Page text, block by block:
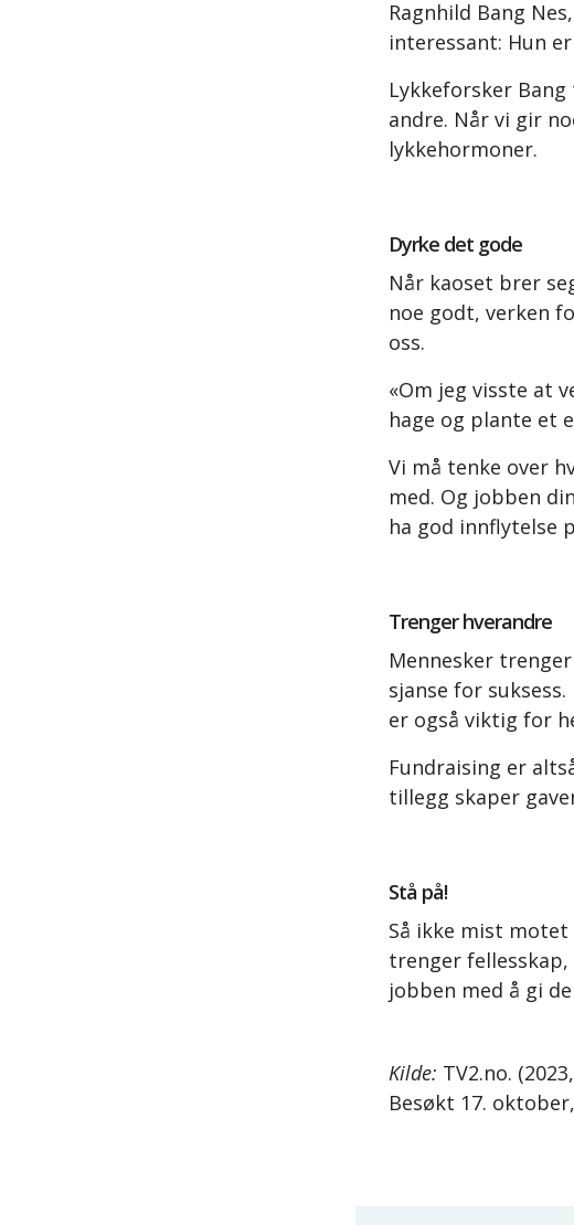
Ragnhild Bang
interessant: Hun
Lykkeforsker
andre. Når vi gir
lykkehormoner.
Dyrke det gode
Når kaoset brer
noe godt, verken
oss.
«Om jeg visste at
hage og plante et
Vi må tenke over
med. Og jobben
ha god innflytelse
Trenger hverandre
Mennesker
sjanse for
er også viktig for
Fundraising er
tillegg skaper
Stå på!
Så ikke mist
trenger fellesskap,
jobben med å gi
Kilde: TV2.no.
Besøkt 17.